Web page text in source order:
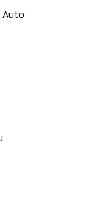
số 7 inch. Màn
nối Apple